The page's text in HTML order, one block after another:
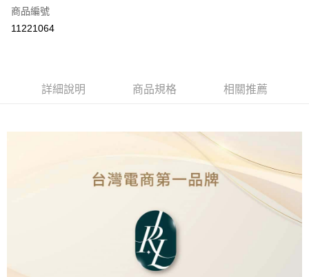
LINE Pay
ATM付款
運送方式
商品編號
11221064
詳細說明 商品規格 相關推薦